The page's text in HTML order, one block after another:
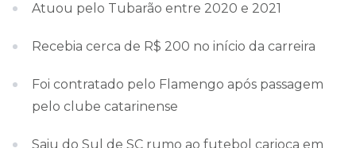
Atuou pelo Tubarão entre 2020 e 2021
Recebia cerca de R$ 200 no início da carreira
Foi contratado pelo Flamengo após passagem
pelo clube catarinense
Saiu do Sul de SC rumo ao futebol carioca em